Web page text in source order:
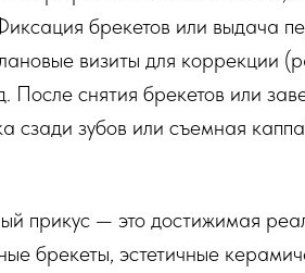
брекетов или выдача
визиты для коррекции
После снятия брекетов или
сзади зубов или съемная
прикус — это достижимая
брекеты, эстетичные